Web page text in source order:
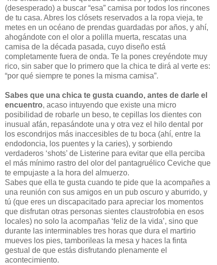
(desesperado) a buscar “esa” camisa por todos los rincones
de tu casa. Abres los clósets reservados a la ropa vieja, te
metes en un océano de prendas guardadas por años, y ahí,
ahogándote con el olor a polilla muerta, rescatas una
camisa de la década pasada, cuyo diseño está
completamente fuera de onda. Te la pones creyéndote muy
rico, sin saber que lo primero que la chica te dirá al verte es:
“por qué siempre te pones la misma camisa”.
Sabes que una chica te gusta cuando, antes de darle el
encuentro, acaso intuyendo que existe una micro
posibilidad de robarle un beso, te cepillas los dientes con
inusual afán, repasándote una y otra vez el hilo dental por
los escondrijos más inaccesibles de tu boca (ahí, entre la
endodoncia, los puentes y la caries), y sorbiendo
verdaderos ‘shots’ de Listerine para evitar que ella perciba
el más mínimo rastro del olor del pantagruélico Ceviche que
te empujaste a la hora del almuerzo.
Sabes que ella te gusta cuando te pide que la acompañes a
una reunión con sus amigos en un pub oscuro y aburrido, y
tú (que eres un discapacitado para apreciar los momentos
que disfrutan otras personas sientes claustrofobia en esos
locales) no solo la acompañas ‘feliz de la vida’, sino que
durante las interminables tres horas que dura el martirio
mueves los pies, tamborileas la mesa y haces la finta
gestual de que estás disfrutando plenamente el
acontecimiento.